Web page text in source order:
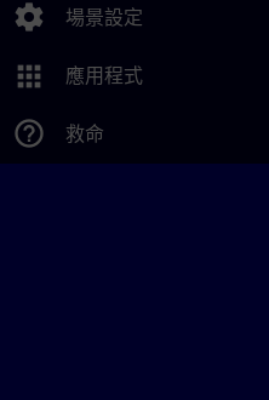
settings 場景設定
apps 應用程式
help_outline 救命